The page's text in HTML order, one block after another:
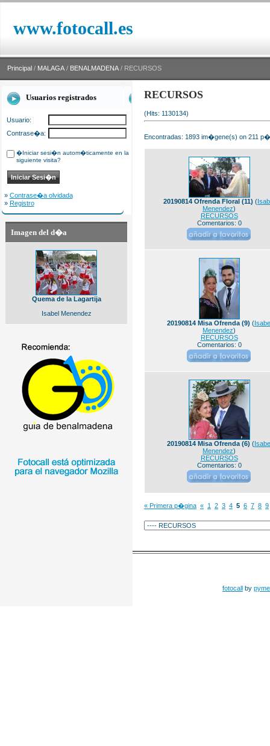
www.fotocall.es
Principal / MALAGA / BENALMADENA / RECURSOS
Usuarios registrados
Usuario:
Contrase�a:
�Iniciar sesi�n autom�ticamente en la
siguiente visita?
» Contrase�a olvidada
» Registro
Imagen del d�a
Quema de la Lagartija
Isabel Menendez
RECURSOS
(Hits: 1130134)
Encontradas: 1893 im�gene(s) on 211
20190814 Ofrenda Floral (11) (
Menendez)
RECURSOS
Comentarios: 0
20190814 Misa Ofrenda (9) (
Menendez)
RECURSOS
Comentarios: 0
20190814 Misa Ofrenda (6) (
Menendez)
RECURSOS
Comentarios: 0
« Primera p�gina « 1 2 3 4 5 6 7 8 9
fotocall by